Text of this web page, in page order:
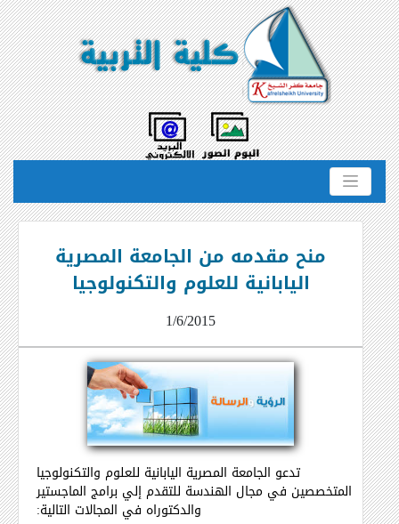
منح مقدمه من الجامعة المصرية
اليابانية للعلوم والتكنولوجيا
1/6/2015
تدعو الجامعة المصرية اليابانية للعلوم والتكنولوجيا
المتخصصين في مجال الهندسة للتقدم إلي برامج الماجستير
والدكتوراه في المجالات التالية: